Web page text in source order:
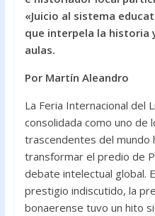
o
o
k
A
p
p
«Juicio al sistema
que interpela la historia
aulas.
Por Martín Aleandro
La Feria Internacional del
consolidada como uno de
trascendentes del mundo
transformar el predio de
debate intelectual global.
prestigio indiscutido, la
bonaerense tuvo un hito